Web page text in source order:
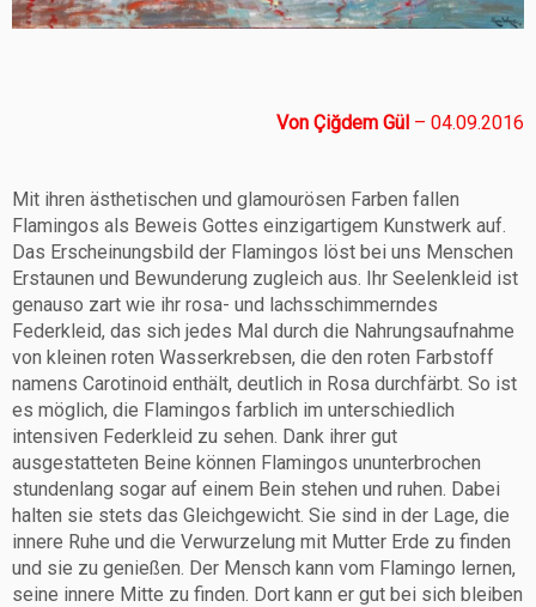
Von Çiğdem Gül – 04.09.2016
Mit ihren ästhetischen und glamourösen Farben fallen
Flamingos als Beweis Gottes einzigartigem Kunstwerk auf.
Das Erscheinungsbild der Flamingos löst bei uns Menschen
Erstaunen und Bewunderung zugleich aus. Ihr Seelenkleid ist
genauso zart wie ihr rosa- und lachsschimmerndes
Federkleid, das sich jedes Mal durch die Nahrungsaufnahme
von kleinen roten Wasserkrebsen, die den roten Farbstoff
namens Carotinoid enthält, deutlich in Rosa durchfärbt. So ist
es möglich, die Flamingos farblich im unterschiedlich
intensiven Federkleid zu sehen. Dank ihrer gut
ausgestatteten Beine können Flamingos ununterbrochen
stundenlang sogar auf einem Bein stehen und ruhen. Dabei
halten sie stets das Gleichgewicht. Sie sind in der Lage, die
innere Ruhe und die Verwurzelung mit Mutter Erde zu finden
und sie zu genießen. Der Mensch kann vom Flamingo lernen,
seine innere Mitte zu finden. Dort kann er gut bei sich bleiben